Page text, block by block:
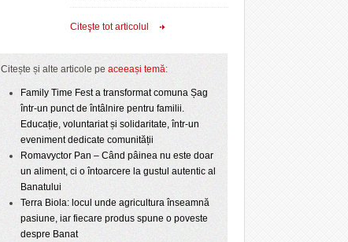
Citeşte tot articolul
Citește și alte articole pe aceeași temă:
Family Time Fest a transformat comuna Șag
într-un punct de întâlnire pentru familii.
Educație, voluntariat și solidaritate, într-un
eveniment dedicate comunității
Romavyctor Pan – Când pâinea nu este doar
un aliment, ci o întoarcere la gustul autentic al
Banatului
Terra Biola: locul unde agricultura înseamnă
pasiune, iar fiecare produs spune o poveste
despre Banat